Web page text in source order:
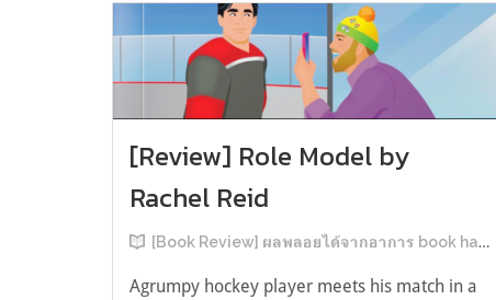
ทรวงในชีวิตบ้าง (หาเรื่อง!) เล่มนี้คู่หูเอ...
[Review] Role Model by
Rachel Reid
[Book Review] ผลพลอยได้จากอาการ book hangover หลังอ่านสารพัน MM Romance
Agrumpy hockey player meets his match in a